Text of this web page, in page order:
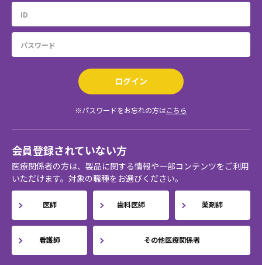
ログイン
※パスワードをお忘れの方はこちら
会員登録されていない方
医療関係者の方は、製品に関する情報や一部コンテンツをご利用
いただけます。対象の職種をお選びください。
医師 歯科医師 薬剤師
看護師 その他医療関係者